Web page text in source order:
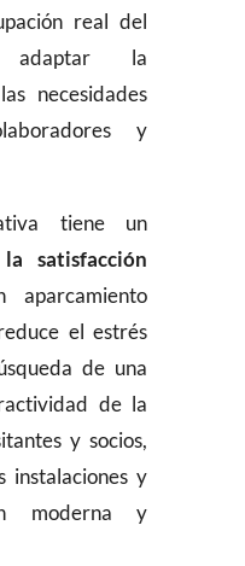
real del
adaptar la
necesidades
y
tiene un
la satisfacción
el estrés
de una
de la
y socios,
instalaciones y
moderna y